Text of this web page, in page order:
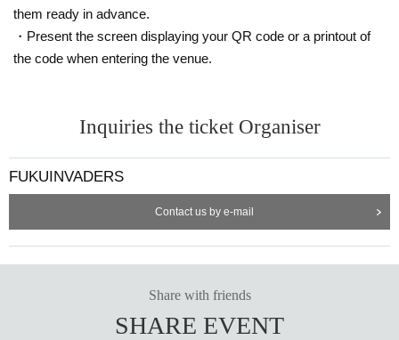
them ready in advance.
・Present the screen displaying your QR code or a printout of
the code when entering the venue.
Inquiries the ticket Organiser
FUKUINVADERS
Contact us by e-mail
Share with friends
SHARE EVENT